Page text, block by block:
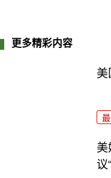
更多精彩内容
美
美
议